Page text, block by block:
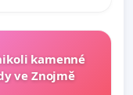
kamenné
ve Znojmě